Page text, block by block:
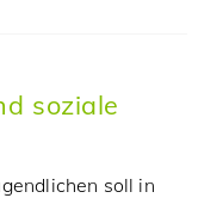
soziale
soll in